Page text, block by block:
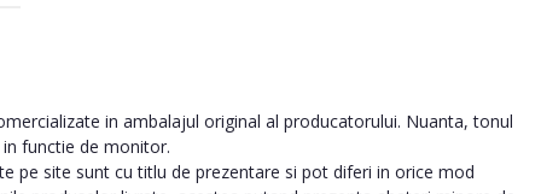
in ambalajul original al producatorului. Nuanta, tonul
functie de monitor.
pe site sunt cu titlu de prezentare si pot diferi in orice mod